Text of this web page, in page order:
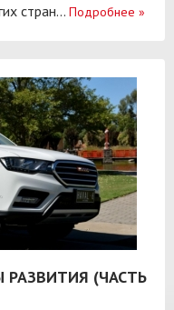
стран... Подробнее »
РАЗВИТИЯ (ЧАСТЬ